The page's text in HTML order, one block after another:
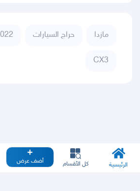
مازدا حراج السيارات
CX3
الرئيسية كل الأقسام أضف عرض